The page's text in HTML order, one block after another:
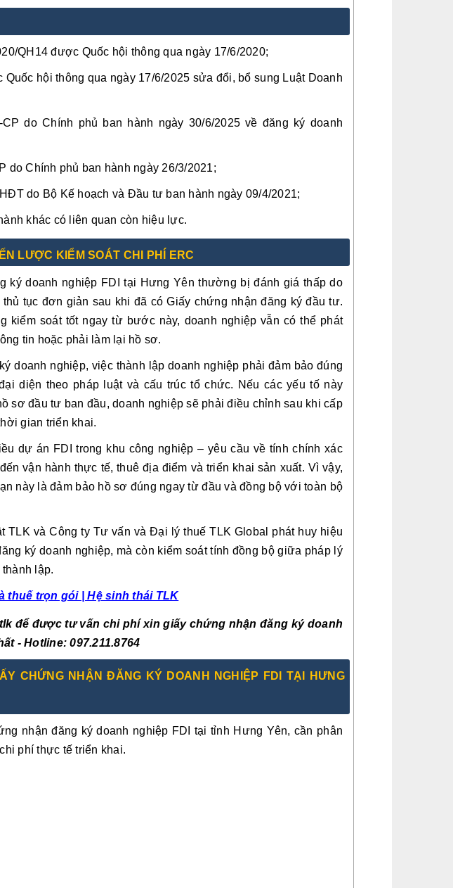
QH14 được Quốc hội thông qua ngày 17/6/2020;
Quốc hội thông qua ngày 17/6/2025 sửa đổi, bổ sung Luật Doanh
do Chính phủ ban hành ngày 30/6/2025 về đăng ký doanh
do Chính phủ ban hành ngày 26/3/2021;
do Bộ Kế hoạch và Đầu tư ban hành ngày 09/4/2021;
khác có liên quan còn hiệu lực.
LƯỢC KIỂM SOÁT CHI PHÍ ERC
ký doanh nghiệp FDI tại Hưng Yên thường bị đánh giá thấp do
tục đơn giản sau khi đã có Giấy chứng nhận đăng ký đầu tư.
kiểm soát tốt ngay từ bước này, doanh nghiệp vẫn có thể phát
tin hoặc phải làm lại hồ sơ.
doanh nghiệp, việc thành lập doanh nghiệp phải đảm bảo đúng
diện theo pháp luật và cấu trúc tổ chức. Nếu các yếu tố này
sơ đầu tư ban đầu, doanh nghiệp sẽ phải điều chỉnh sau khi cấp
gian triển khai.
dự án FDI trong khu công nghiệp – yêu cầu về tính chính xác
vận hành thực tế, thuê địa điểm và triển khai sản xuất. Vì vậy,
này là đảm bảo hồ sơ đúng ngay từ đầu và đồng bộ với toàn bộ
TLK và Công ty Tư vấn và Đại lý thuế TLK Global phát huy hiệu
ký doanh nghiệp, mà còn kiểm soát tính đồng bộ giữa pháp lý
lập.
thuế trọn gói | Hệ sinh thái TLK
để được tư vấn chi phí xin giấy chứng nhận đăng ký doanh
- Hotline: 097.211.8764
CHỨNG NHẬN ĐĂNG KÝ DOANH NGHIỆP FDI TẠI HƯNG
nhận đăng ký doanh nghiệp FDI tại tỉnh Hưng Yên, cần phân
phí thực tế triển khai.